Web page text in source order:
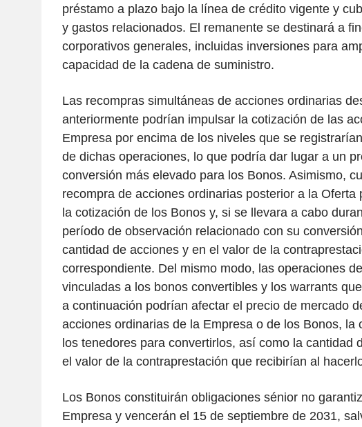
préstamo a plazo bajo la línea de crédito vigente y
y gastos relacionados. El remanente se destinará a
corporativos generales, incluidas inversiones para
capacidad de la cadena de suministro.
Las recompras simultáneas de acciones ordinarias
anteriormente podrían impulsar la cotización de las
Empresa por encima de los niveles que se
de dichas operaciones, lo que podría dar lugar a un
conversión más elevado para los Bonos. Asimismo,
recompra de acciones ordinarias posterior a la Oferta
la cotización de los Bonos y, si se llevara a cabo
período de observación relacionado con su
cantidad de acciones y en el valor de la
correspondiente. Del mismo modo, las operaciones
vinculadas a los bonos convertibles y los warrants
a continuación podrían afectar el precio de mercado
acciones ordinarias de la Empresa o de los Bonos, la
los tenedores para convertirlos, así como la cantidad
el valor de la contraprestación que recibirían al
Los Bonos constituirán obligaciones sénior no
Empresa y vencerán el 15 de septiembre de 2031,